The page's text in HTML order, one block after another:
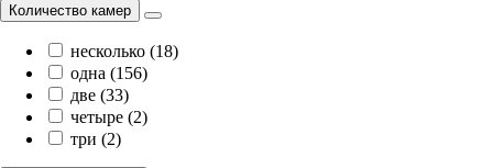
Количество камер
несколько (18)
одна (156)
две (33)
четыре (2)
три (2)